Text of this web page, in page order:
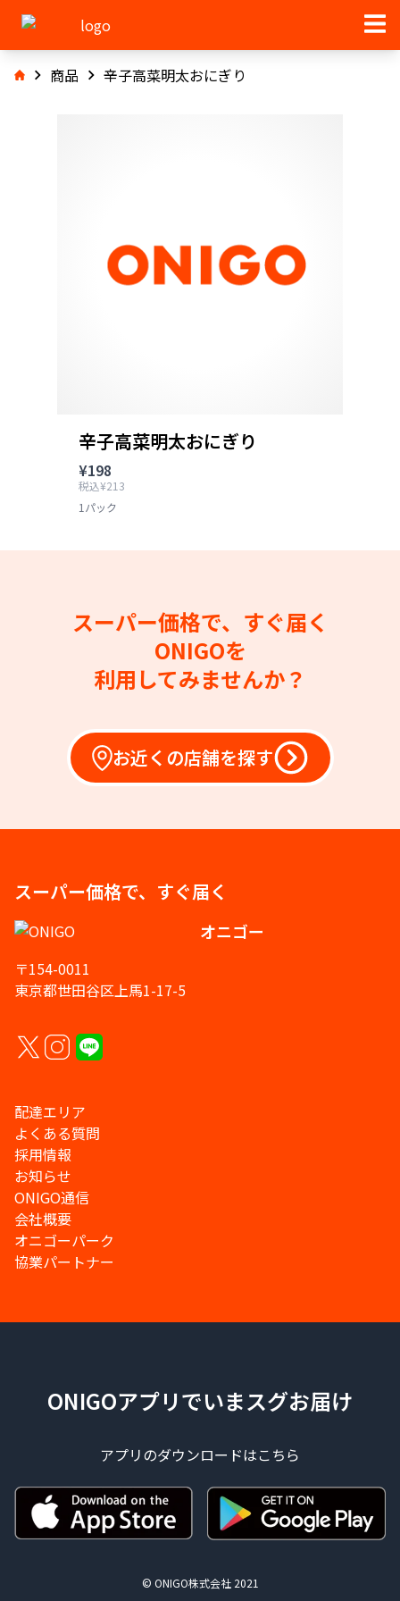
商品 辛子高菜明太おにぎり
辛子高菜明太おにぎり
¥198
税込¥213
1パック
スーパー価格で、すぐ届く
ONIGOを
利用してみませんか？
お近くの店舗を探す
スーパー価格で、すぐ届く
オニゴー
〒154-0011
東京都世田谷区上馬1-17-5
配達エリア
よくある質問
採用情報
お知らせ
ONIGO通信
会社概要
オニゴーパーク
協業パートナー
ONIGOアプリでいまスグお届け
アプリのダウンロードはこちら
© ONIGO株式会社 2021